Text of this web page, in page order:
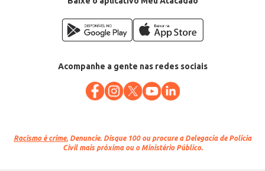
Acompanhe a gente nas redes sociais
Racismo é crime. Denuncie. Disque 100 ou procure a Delegacia de Polícia
Civil mais próxima ou o Ministério Público.